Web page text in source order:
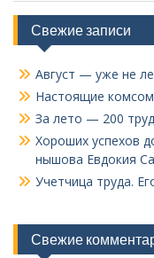
Свежие записи
Август — уже не
Настоящие
За лето — 200
Хороших успехов
нышова Евдокия
Учетчица труда.
Свежие